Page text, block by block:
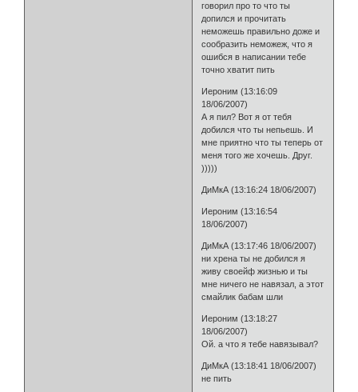
говорил про то что ты
допился и прочитать
неможешь правильно доже и
сообразить неможеж, что я
ошибся в написании тебе
точно хватит пить
Иероним (13:16:09
18/06/2007)
А я пил? Вот я от тебя
добился что ты непьешь. И
мне приятно что ты теперь от
меня того же хочешь. Друг.
)))))
ДиМкА (13:16:24 18/06/2007)
Иероним (13:16:54
18/06/2007)
ДиМкА (13:17:46 18/06/2007)
ни хрена ты не добился я
живу своейф жизнью и ты
мне ничего не навязал, а этот
смайлик бабам шли
Иероним (13:18:27
18/06/2007)
Ой. а что я тебе навязывал?
ДиМкА (13:18:41 18/06/2007)
не пить